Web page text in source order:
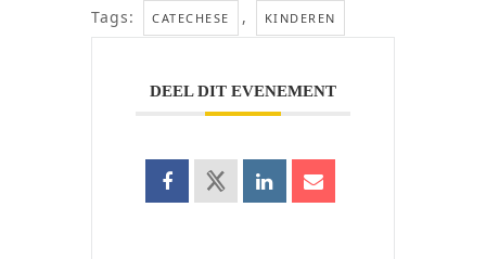
Tags: CATECHESE , KINDEREN
DEEL DIT EVENEMENT